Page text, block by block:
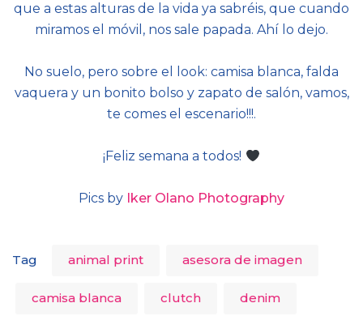
que a estas alturas de la vida ya sabréis, que cuando
miramos el móvil, nos sale papada. Ahí lo dejo.
No suelo, pero sobre el look: camisa blanca, falda
vaquera y un bonito bolso y zapato de salón, vamos,
te comes el escenario!!!.
¡Feliz semana a todos!
Pics by Iker Olano Photography
Tag animal print asesora de imagen
camisa blanca clutch denim